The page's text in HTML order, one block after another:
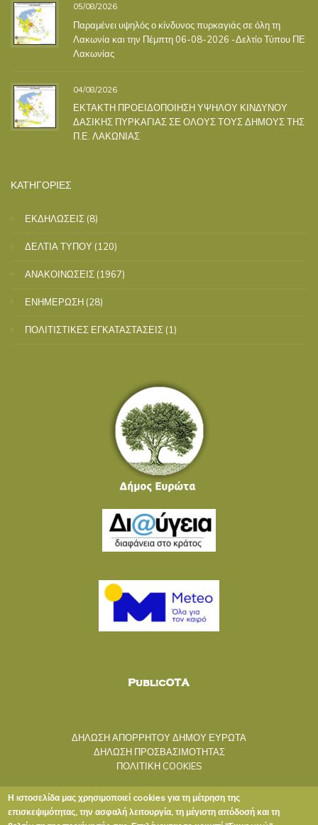
05/08/2026
Παραμένει υψηλός ο κίνδυνος πυρκαγιάς σε όλη τη
Λακωνία και την Πέμπτη 06-08-2026 -Δελτίο Τύπου ΠΕ
Λακωνίας
04/08/2026
ΕΚΤΑΚΤΗ ΠΡΟΕΙΔΟΠΟΙΗΣΗ ΥΨΗΛΟΥ ΚΙΝΔΥΝΟΥ
ΔΑΣΙΚΗΣ ΠΥΡΚΑΓΙΑΣ ΣΕ ΟΛΟΥΣ ΤΟΥΣ ΔΗΜΟΥΣ ΤΗΣ
Π.Ε. ΛΑΚΩΝΙΑΣ
ΚΑΤΗΓΟΡΙΕΣ
ΕΚΔΗΛΩΣΕΙΣ (8)
ΔΕΛΤΙΑ ΤΥΠΟΥ (120)
ΑΝΑΚΟΙΝΩΣΕΙΣ (1967)
ΕΝΗΜΕΡΩΣΗ (28)
ΠΟΛΙΤΙΣΤΙΚΕΣ ΕΓΚΑΤΑΣΤΑΣΕΙΣ (1)
ΔΗΛΩΣΗ ΑΠΟΡΡΗΤΟΥ ΔΗΜΟΥ ΕΥΡΩΤΑ
ΔΗΛΩΣΗ ΠΡΟΣΒΑΣΙΜΟΤΗΤΑΣ
ΠΟΛΙΤΙΚΗ COOKIES
Η ιστοσελίδα μας χρησιμοποιεί cookies για τη μέτρηση της
επισκεψιμότητας, την ασφαλή λειτουργία, τη μέγιστη απόδοσή και τη